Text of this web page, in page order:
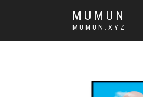
MUMUN
MUMUN.XYZ